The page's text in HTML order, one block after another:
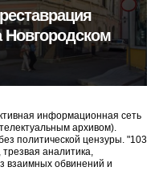
Новгородском
информационная сеть
архивом).
политической цензуры. "103
аналитика,
взаимных обвинений и